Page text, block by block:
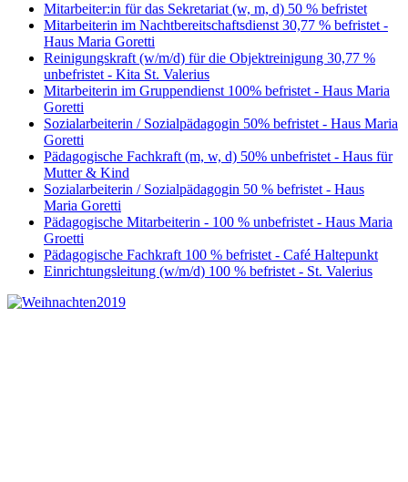
Mitarbeiter:in für das Sekretariat (w, m, d) 50 % befristet
Mitarbeiterin im Nachtbereitschaftsdienst 30,77 % befristet -
Haus Maria Goretti
Reinigungskraft (w/m/d) für die Objektreinigung 30,77 %
unbefristet - Kita St. Valerius
Mitarbeiterin im Gruppendienst 100% befristet - Haus Maria
Goretti
Sozialarbeiterin / Sozialpädagogin 50% befristet - Haus Maria
Goretti
Pädagogische Fachkraft (m, w, d) 50% unbefristet - Haus für
Mutter & Kind
Sozialarbeiterin / Sozialpädagogin 50 % befristet - Haus
Maria Goretti
Pädagogische Mitarbeiterin - 100 % unbefristet - Haus Maria
Groetti
Pädagogische Fachkraft 100 % befristet - Café Haltepunkt
Einrichtungsleitung (w/m/d) 100 % befristet - St. Valerius